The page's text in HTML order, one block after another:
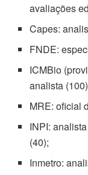
avaliações
Capes:
FNDE:
ICMBio
analista
MRE: oficial
INPI:
(40);
Inmetro: